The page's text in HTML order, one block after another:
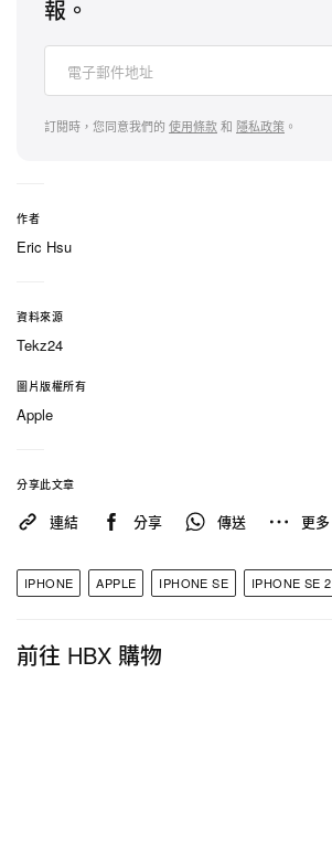
報。
訂閱時，您同意我們的 使用條款和 隱私政策 。
作者
Eric Hsu
資料來源
Tekz24
圖片版權所有
Apple
分享此文章
連結 分享 傳送 更多
IPHONE APPLE IPHONE SE IPHONE SE 2
前往 HBX 購物